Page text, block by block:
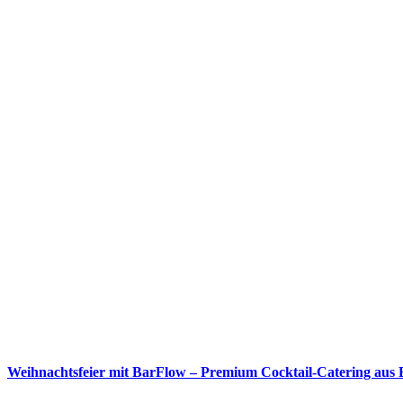
Weihnachtsfeier mit BarFlow – Premium Cocktail-Catering aus